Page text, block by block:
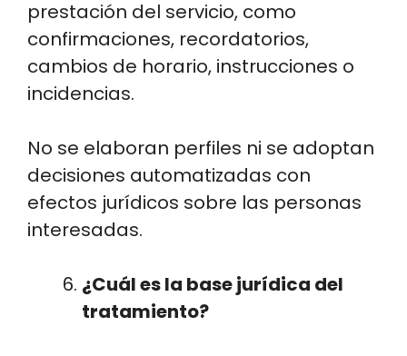
prestación del servicio, como
confirmaciones, recordatorios,
cambios de horario, instrucciones o
incidencias.
No se elaboran perfiles ni se adoptan
decisiones automatizadas con
efectos jurídicos sobre las personas
interesadas.
¿Cuál es la base jurídica del
tratamiento?